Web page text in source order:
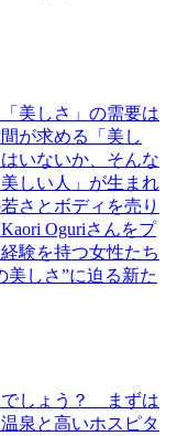
美しさ」の需要は
が求める「美し
いないか、そんな
しい人」が生まれ
さとボディを売り
Oguriさんをプ
験を持つ女性たち
美しさ”に迫る新た
でしょう？ まずは
泉と高いホスピタ